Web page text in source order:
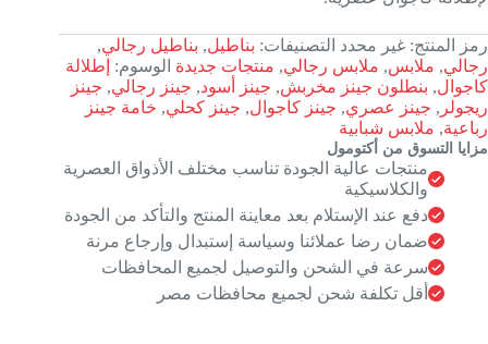
رمز المنتج: غير محدد التصنيفات: بناطيل, بناطيل رجالي,
رجالي, ملابس, ملابس رجالي, منتجات جديدة الوسوم: إطلالة
كاجوال, بنطلون جينز مخربش, جينز أسود, جينز رجالي, جينز
ريجولر , جينز عصري, جينز كاجوال, جينز كحلي, خامة جينز
رباعية, ملابس شبابية
مزايا التسوق من أكتومول
منتجات عالية الجودة تناسب مختلف الأذواق العصرية
والكلاسيكية
دفع عند الإستلام بعد معاينة المنتج والتأكد من الجودة
ضمان رضا عملائنا وسياسة إستبدال وإرجاع مرنة
سرعة في الشحن والتوصيل لجميع المحافظات
أقل تكلفة شحن لجميع محافظات مصر